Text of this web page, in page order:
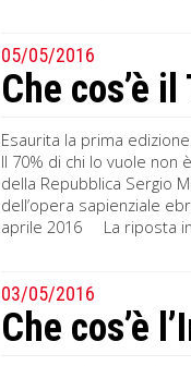
05/05/2016
Che cos’è
Esaurita la prima
Il 70% di chi lo vuole non
della Repubblica Sergio
dell’opera sapienziale
aprile 2016 La riposta
03/05/2016
Che cos’è